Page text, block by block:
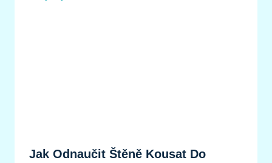
Jak Odnaučit Štěně Kousat Do